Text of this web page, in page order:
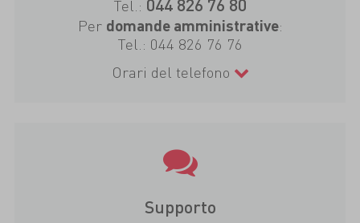
Tel.: 044 826 76 80
Per domande amministrative:
Tel.: 044 826 76 76
Orari del telefono
Supporto